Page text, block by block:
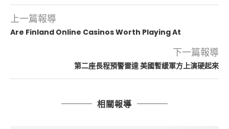
上一篇報導
Are Finland Online Casinos Worth Playing At
下一篇報導
第二座長程預警雷達 美國暫緩軍方上演硬起來
相關報導